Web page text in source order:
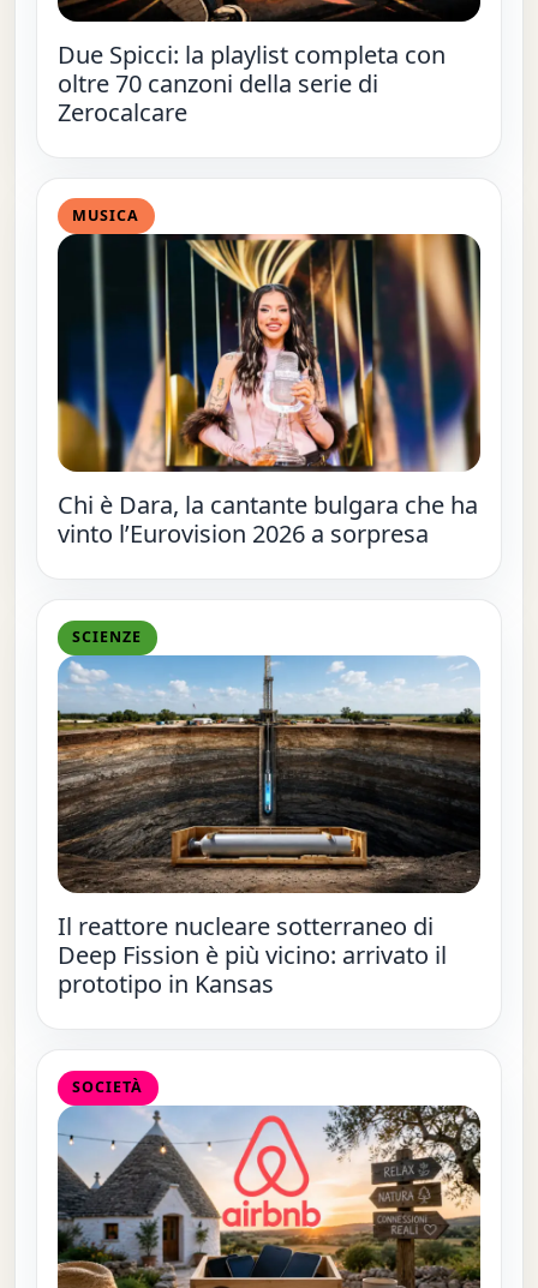
Due Spicci: la playlist completa con
oltre 70 canzoni della serie di
Zerocalcare
MUSICA
Chi è Dara, la cantante bulgara che ha
vinto l’Eurovision 2026 a sorpresa
SCIENZE
Il reattore nucleare sotterraneo di
Deep Fission è più vicino: arrivato il
prototipo in Kansas
SOCIETÀ